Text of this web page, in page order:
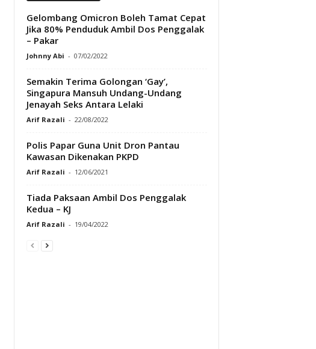
Gelombang Omicron Boleh Tamat Cepat
Jika 80% Penduduk Ambil Dos Penggalak
– Pakar
Johnny Abi - 07/02/2022
Semakin Terima Golongan ‘Gay’,
Singapura Mansuh Undang-Undang
Jenayah Seks Antara Lelaki
Arif Razali - 22/08/2022
Polis Papar Guna Unit Dron Pantau
Kawasan Dikenakan PKPD
Arif Razali - 12/06/2021
Tiada Paksaan Ambil Dos Penggalak
Kedua – KJ
Arif Razali - 19/04/2022